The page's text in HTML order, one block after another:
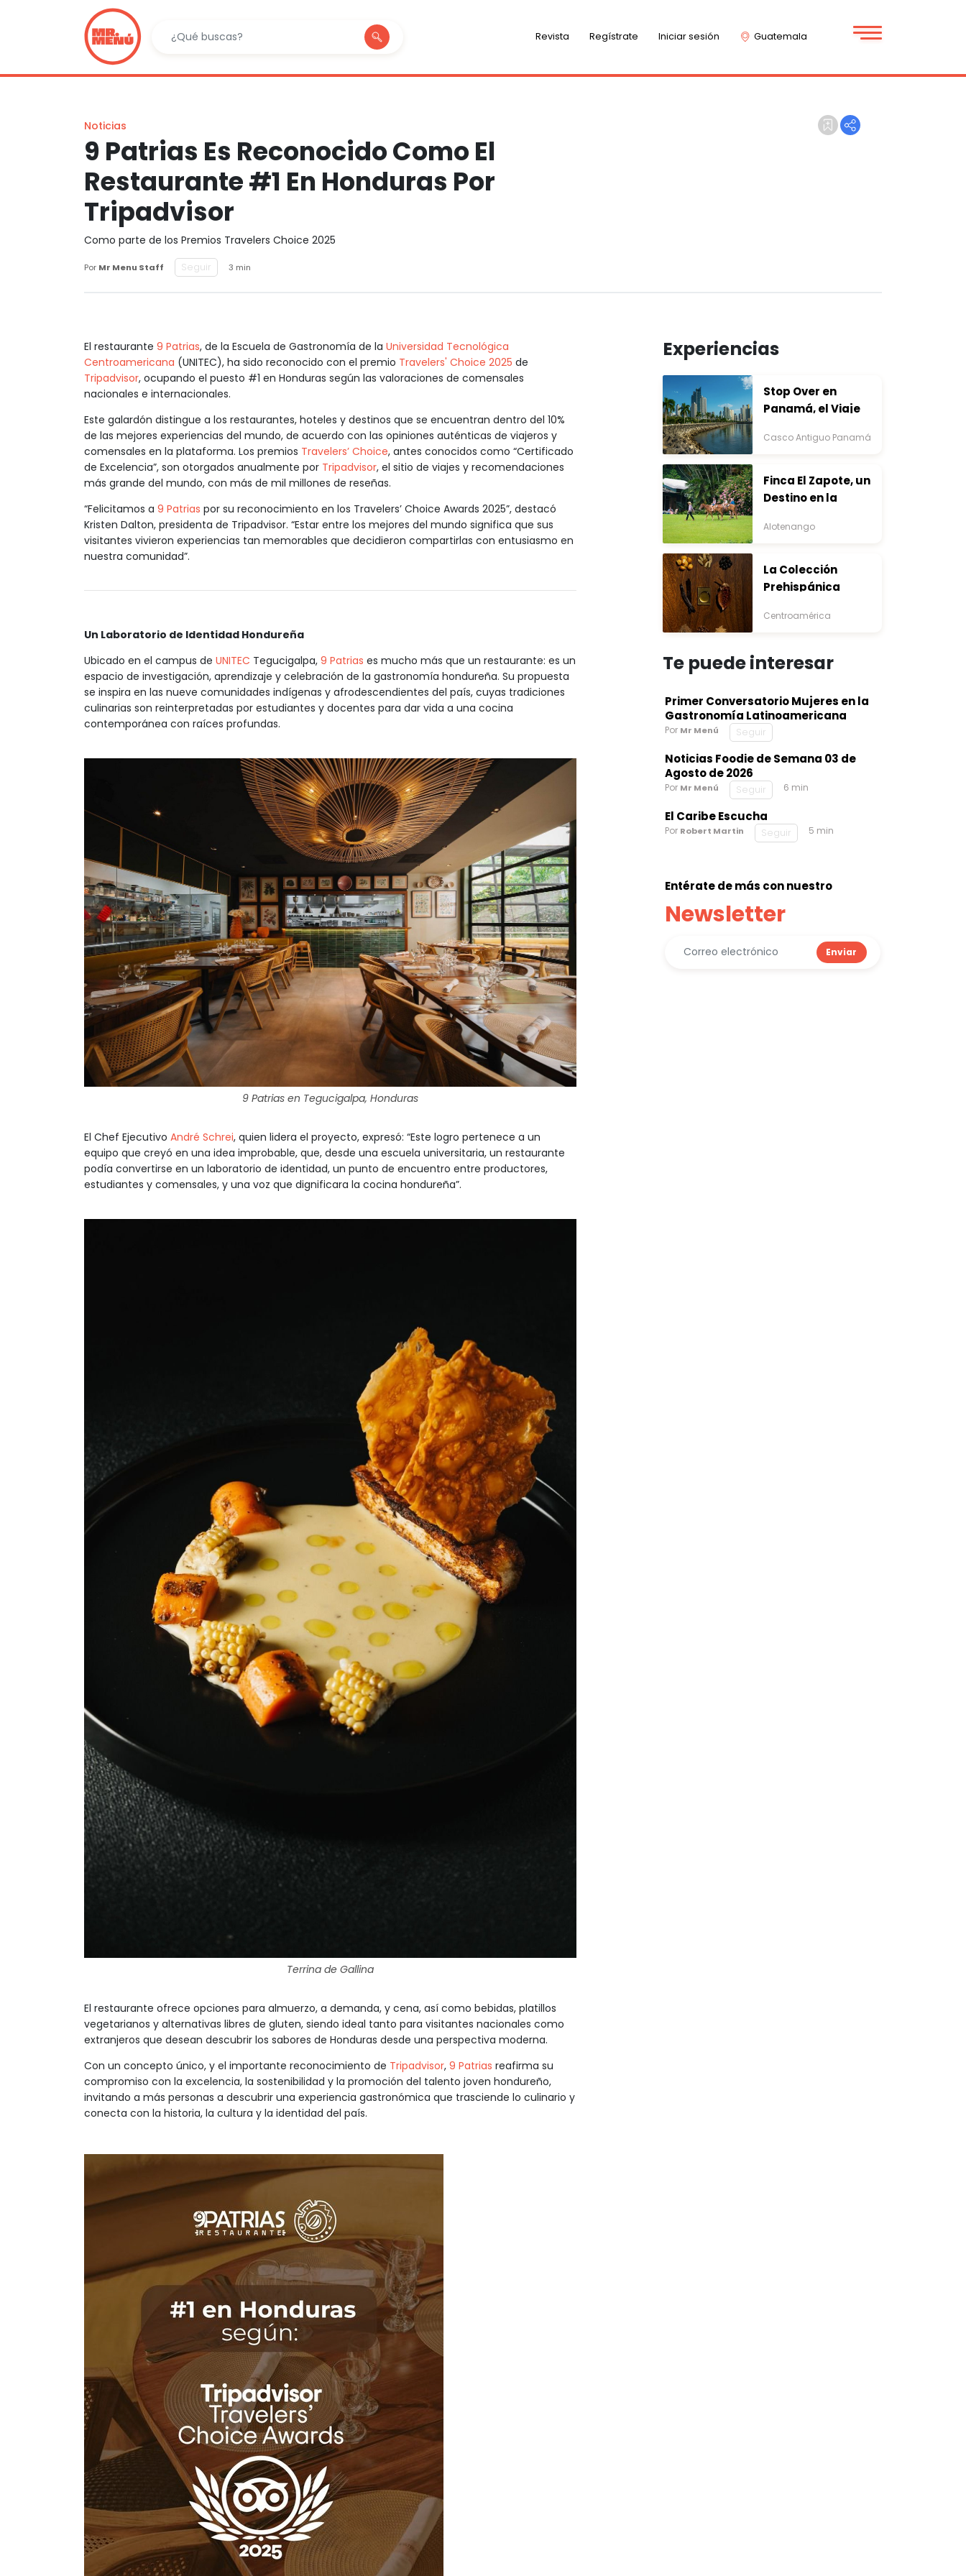
Revista Regístrate Iniciar sesión Guatemala
Noticias
9 Patrias Es Reconocido Como El
Restaurante #1 En Honduras Por
Tripadvisor
Como parte de los Premios Travelers Choice 2025
Por Mr Menu Staff Seguir 3 min
El restaurante 9 Patrias, de la Escuela de Gastronomía de la Universidad Tecnológica
Centroamericana (UNITEC), ha sido reconocido con el premio Travelers' Choice 2025 de
Tripadvisor, ocupando el puesto #1 en Honduras según las valoraciones de comensales
nacionales e internacionales.
Este galardón distingue a los restaurantes, hoteles y destinos que se encuentran dentro del 10%
de las mejores experiencias del mundo, de acuerdo con las opiniones auténticas de viajeros y
comensales en la plataforma. Los premios Travelers’ Choice, antes conocidos como “Certificado
de Excelencia”, son otorgados anualmente por Tripadvisor, el sitio de viajes y recomendaciones
más grande del mundo, con más de mil millones de reseñas.
“Felicitamos a 9 Patrias por su reconocimiento en los Travelers’ Choice Awards 2025”, destacó
Kristen Dalton, presidenta de Tripadvisor. “Estar entre los mejores del mundo significa que sus
visitantes vivieron experiencias tan memorables que decidieron compartirlas con entusiasmo en
nuestra comunidad”.
Un Laboratorio de Identidad Hondureña
Ubicado en el campus de UNITEC Tegucigalpa, 9 Patrias es mucho más que un restaurante: es un
espacio de investigación, aprendizaje y celebración de la gastronomía hondureña. Su propuesta
se inspira en las nueve comunidades indígenas y afrodescendientes del país, cuyas tradiciones
culinarias son reinterpretadas por estudiantes y docentes para dar vida a una cocina
contemporánea con raíces profundas.
9 Patrias en Tegucigalpa, Honduras
El Chef Ejecutivo André Schrei, quien lidera el proyecto, expresó: “Este logro pertenece a un
equipo que creyó en una idea improbable, que, desde una escuela universitaria, un restaurante
podía convertirse en un laboratorio de identidad, un punto de encuentro entre productores,
estudiantes y comensales, y una voz que dignificara la cocina hondureña”.
Terrina de Gallina
El restaurante ofrece opciones para almuerzo, a demanda, y cena, así como bebidas, platillos
vegetarianos y alternativas libres de gluten, siendo ideal tanto para visitantes nacionales como
extranjeros que desean descubrir los sabores de Honduras desde una perspectiva moderna.
Con un concepto único, y el importante reconocimiento de Tripadvisor, 9 Patrias reafirma su
compromiso con la excelencia, la sostenibilidad y la promoción del talento joven hondureño,
invitando a más personas a descubrir una experiencia gastronómica que trasciende lo culinario y
conecta con la historia, la cultura y la identidad del país.
Experiencias
Stop Over en
Panamá, el Viaje
Destino
Casco Antiguo Panamá
Finca El Zapote, un
Destino en la
Arte y Naturaleza
Alotenango
La Colección
Prehispánica
Centroamérica
Te puede interesar
Primer Conversatorio Mujeres en la
Gastronomía Latinoamericana
Por Mr Menú Seguir
Noticias Foodie de Semana 03 de
Agosto de 2026
Por Mr Menú Seguir 6 min
El Caribe Escucha
Por Robert Martin Seguir 5 min
Entérate de más con nuestro
Newsletter
Enviar